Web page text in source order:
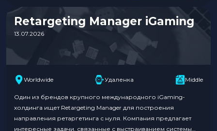
Обязанности: Требования к кандидату: Условия:
Откликнуться по ссылке. В отклике укажите, что нашли
вакансию на Traffnews. Больше…
Retargeting Manager iGaming
13.07.2026
Worldwide Удаленка Middle
Один из брендов крупного международного iGaming-
холдинга ищет Retargeting Manager для построения
направления ретаргетинга с нуля. Компания предлагает
интересные задачи, связанные с выстраиванием системы